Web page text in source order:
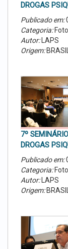
DROGAS
Publicado em:
Categoria:
Autor:LAPS
Origem:
7º
DROGAS
Publicado em:
Categoria:
Autor:LAPS
Origem:BRASIL